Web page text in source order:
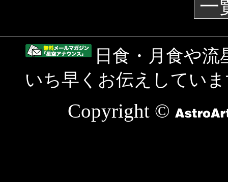
一
日食・月食や
いち早くお伝えしてい
Copyright ©